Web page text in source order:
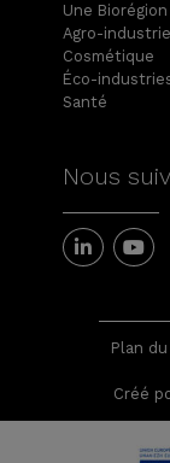
Une
Agro-
Cosmétique
Éco-
Santé
Nous
Plan
Créé